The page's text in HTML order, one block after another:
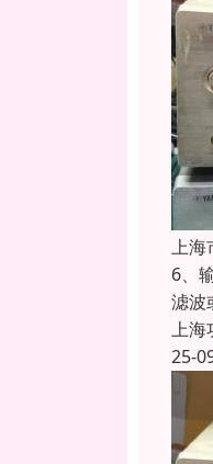
上海
6、
滤波
上海
25-